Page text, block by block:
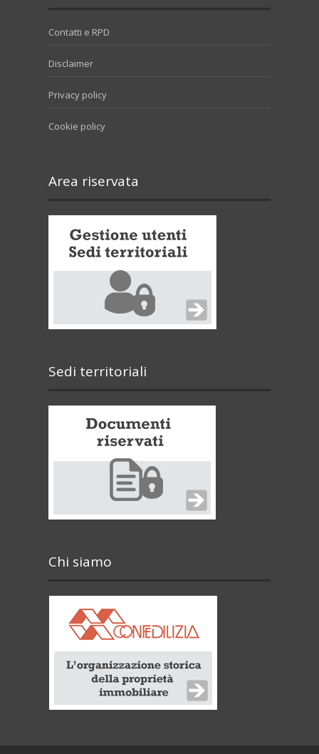
Contatti e RPD
Disclaimer
Privacy policy
Cookie policy
Area riservata
Sedi territoriali
Chi siamo